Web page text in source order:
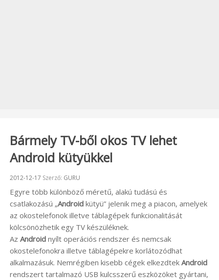
Bármely TV-ből okos TV lehet
Android kütyükkel
Beküldve:
2012-12-17 Szerző: GURU
Egyre több különböző méretű, alakú tudású és
csatlakozású „Android kütyü” jelenik meg a piacon, amelyek
az okostelefonok illetve táblagépek funkcionalitását
kölcsönözhetik egy TV készüléknek.
Az Android nyílt operációs rendszer és nemcsak
okostelefonokra illetve táblagépekre korlátozódhat
alkalmazásuk. Nemrégiben kisebb cégek elkezdtek Android
rendszert tartalmazó USB kulcsszerű eszközöket gyártani,